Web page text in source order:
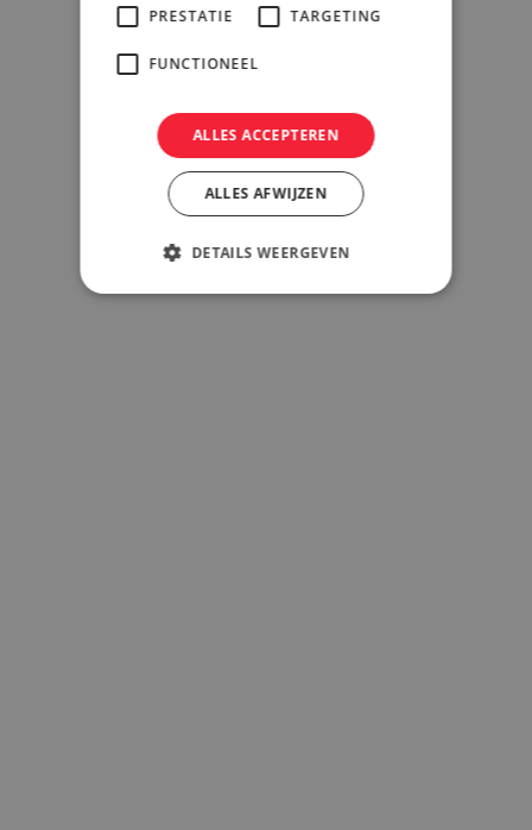
PRESTATIE TARGETING
FUNCTIONEEL
ALLES ACCEPTEREN
ALLES AFWIJZEN
DETAILS WEERGEVEN